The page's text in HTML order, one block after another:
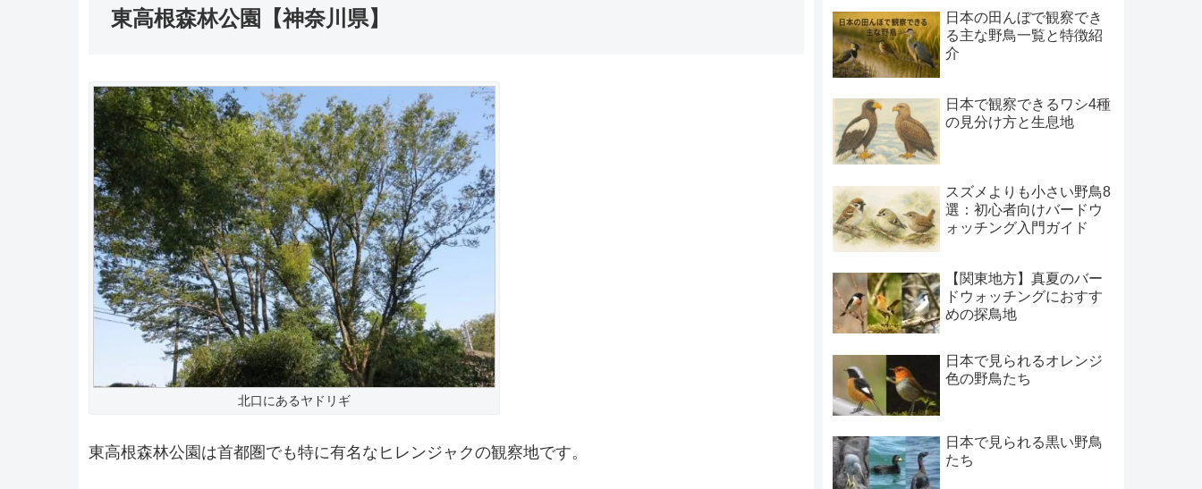
東高根森林公園【神奈川県】
北口にあるヤドリギ
東高根森林公園は首都圏でも特に有名なヒレンジャクの観察地です。
日本の田んぼで観察でき
る主な野鳥一覧と特徴紹
介
日本で観察できるワシ4種
の見分け方と生息地
スズメよりも小さい野鳥8
選：初心者向けバードウ
ォッチング入門ガイド
【関東地方】真夏のバー
ドウォッチングにおすす
めの探鳥地
日本で見られるオレンジ
色の野鳥たち
日本で見られる黒い野鳥
たち